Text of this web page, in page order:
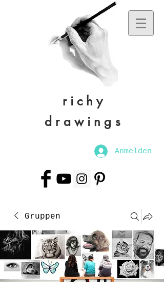
richy
drawings
Anmelden
Gruppen